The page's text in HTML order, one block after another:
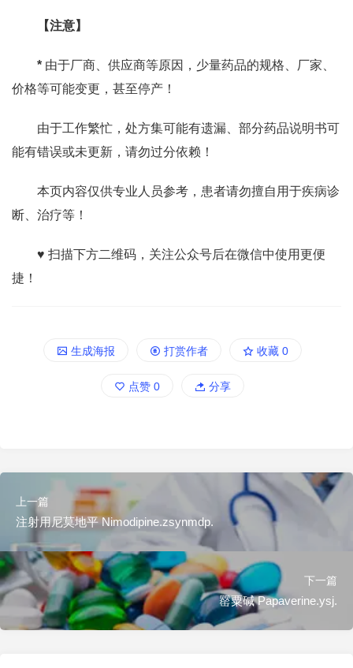
【注意】
* 由于厂商、供应商等原因，少量药品的规格、厂家、
价格等可能变更，甚至停产！
由于工作繁忙，处方集可能有遗漏、部分药品说明书可
能有错误或未更新，请勿过分依赖！
本页内容仅供专业人员参考，患者请勿擅自用于疾病诊
断、治疗等！
♥ 扫描下方二维码，关注公众号后在微信中使用更便
捷！
生成海报 打赏作者 收藏 0
点赞 0 分享
上一篇
注射用尼莫地平 Nimodipine.zsynmdp.
下一篇
罂粟碱 Papaverine.ysj.